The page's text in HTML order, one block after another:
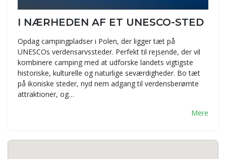
I NÆRHEDEN AF ET UNESCO-STED
Opdag campingpladser i Polen, der ligger tæt på
UNESCOs verdensarvssteder. Perfekt til rejsende, der vil
kombinere camping med at udforske landets vigtigste
historiske, kulturelle og naturlige seværdigheder. Bo tæt
på ikoniske steder, nyd nem adgang til verdensberømte
attraktioner, og…
Mere